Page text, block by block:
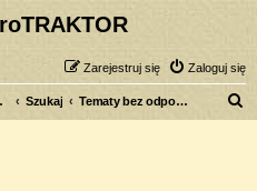
Zaloguj się
Zarejestruj się
Szukaj Tematy bez odpowiedzi